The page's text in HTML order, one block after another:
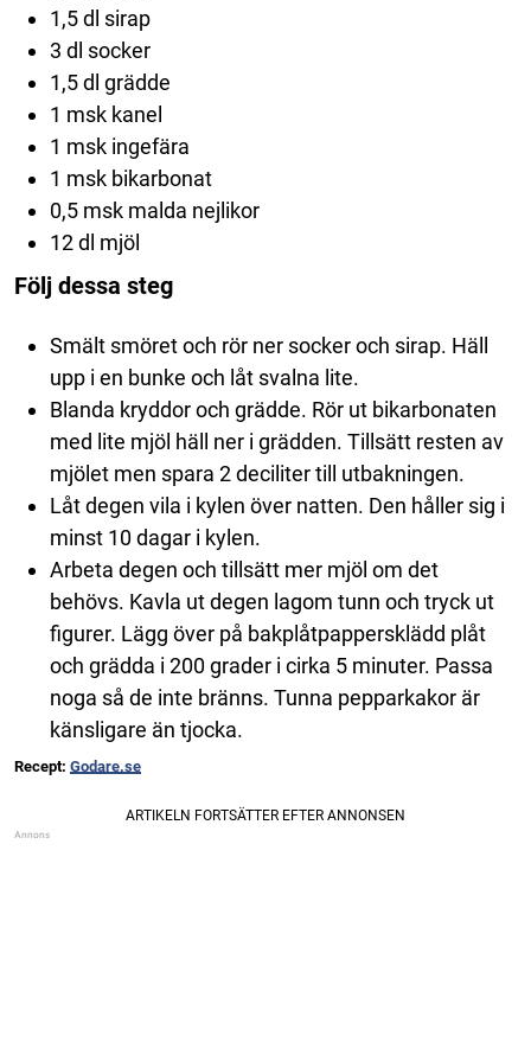
1,5 dl sirap
3 dl socker
1,5 dl grädde
1 msk kanel
1 msk ingefära
1 msk bikarbonat
0,5 msk malda nejlikor
12 dl mjöl
Följ dessa steg
Smält smöret och rör ner socker och sirap. Häll
upp i en bunke och låt svalna lite.
Blanda kryddor och grädde. Rör ut bikarbonaten
med lite mjöl häll ner i grädden. Tillsätt resten av
mjölet men spara 2 deciliter till utbakningen.
Låt degen vila i kylen över natten. Den håller sig i
minst 10 dagar i kylen.
Arbeta degen och tillsätt mer mjöl om det
behövs. Kavla ut degen lagom tunn och tryck ut
figurer. Lägg över på bakplåtpappersklädd plåt
och grädda i 200 grader i cirka 5 minuter. Passa
noga så de inte bränns. Tunna pepparkakor är
känsligare än tjocka.
Recept: Godare.se